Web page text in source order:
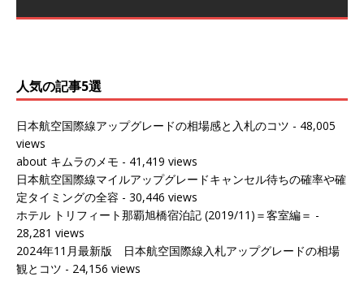
人気の記事5選
日本航空国際線アップグレードの相場感と入札のコツ - 48,005
views
about キムラのメモ - 41,419 views
日本航空国際線マイルアップグレードキャンセル待ちの確率や確
定タイミングの全容 - 30,446 views
ホテル トリフィート那覇旭橋宿泊記 (2019/11)＝客室編＝ -
28,281 views
2024年11月最新版 日本航空国際線入札アップグレードの相場
観とコツ - 24,156 views